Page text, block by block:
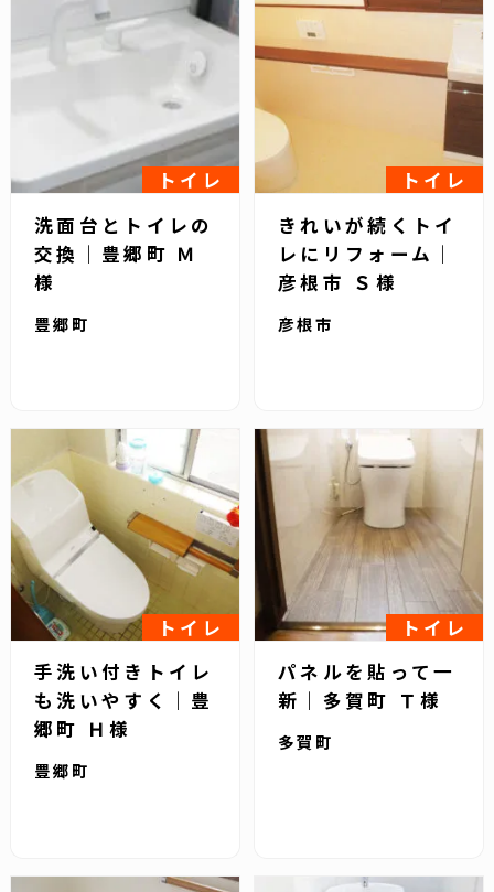
トイレ
洗面台とトイレの
交換｜豊郷町 Ｍ
様
豊郷町
トイレ
きれいが続くトイ
レにリフォーム｜
彦根市 Ｓ様
彦根市
トイレ
手洗い付きトイレ
も洗いやすく｜豊
郷町 Ｈ様
豊郷町
トイレ
パネルを貼って一
新｜多賀町 Ｔ様
多賀町